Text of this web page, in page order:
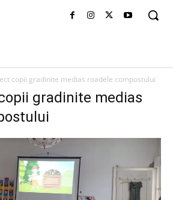
copii gradinite medias roadele compostului
gradinite medias